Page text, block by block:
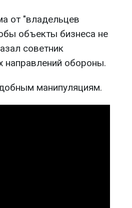
от "владельцев
объекты бизнеса не
советник
направлений обороны.
манипуляциям.